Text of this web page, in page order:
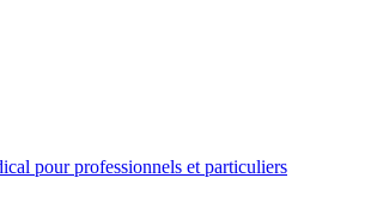
pour professionnels et particuliers